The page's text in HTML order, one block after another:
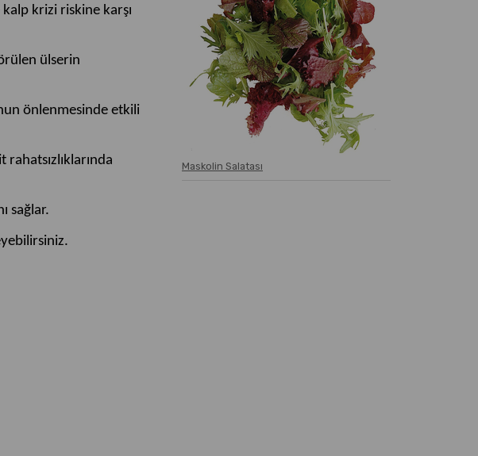
krizi riskine karşı
ülserin
önlenmesinde etkili
sağlar.
Maskolin Salatası